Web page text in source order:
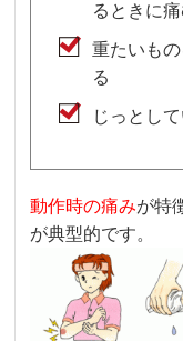
るときに
重たいも
る
じっとし
動作時の痛みが特
が典型的です。